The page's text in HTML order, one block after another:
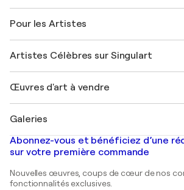
Offrir une carte cadeau
Rejoignez notre programme
Mon compte
+33 1 76 44 06 42
FAQ
Magazine Singulart
Emplois
Découvrez une sélection d'art original
Pour les Artistes
Se connecter en tant qu'Artiste
Artistes Célèbres sur Singulart
Marc Chagall
Banksy
Mr. Brainwash
Shepard Fairey
Œuvres d'art à vendre
Tableaux abstraits à vendre
Peintures de paysage
Estampes
Peintures acryliques
Galeries
Galeries d'art en France
Galeries d'art en Belgique
Abonnez-vous et bénéficiez d’une
sur votre première commande
Nouvelles œuvres, coups de cœur de nos
fonctionnalités exclusives.